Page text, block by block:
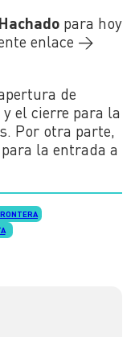
para hoy
enlace →
de
el cierre para la
Por otra parte,
la entrada a